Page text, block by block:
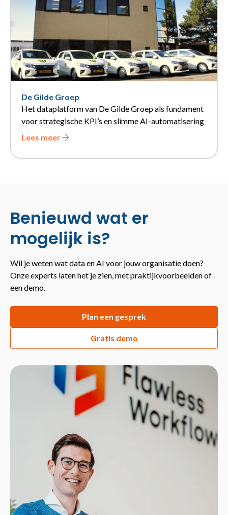
De Gilde Groep
Het dataplatform van De Gilde Groep als fundament
voor strategische KPI’s en slimme AI-automatisering
Lees meer
Benieuwd wat er
mogelijk is?
Wil je weten wat data en AI voor jouw organisatie doen?
Onze experts laten het je zien, met praktijkvoorbeelden of
een demo.
Plan een gesprek
Gratis demo